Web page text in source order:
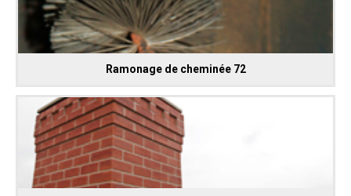
Ramonage de cheminée 72